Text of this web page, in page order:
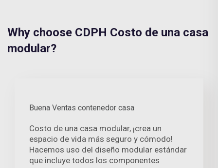
Why choose CDPH Costo de una casa
modular?
Buena Ventas contenedor casa
Costo de una casa modular, ¡crea un
espacio de vida más seguro y cómodo!
Hacemos uso del diseño modular estándar
que incluye todos los componentes